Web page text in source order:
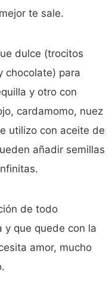
te sale.
dulce (trocitos
chocolate) para
y otro con
cardamomo, nuez
utilizo con aceite de
añadir semillas
de todo
y que quede con la
amor, mucho